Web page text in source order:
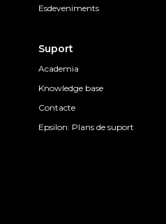
Esdeveniments
Suport
Academia
Knowledge base
Contacte
Epsilon: Plans de suport